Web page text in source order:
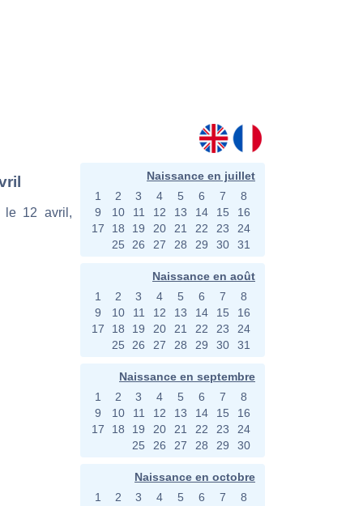
le 12 avril,
Naissance en juillet
1
2 3 4 5 6 7
8
9
10 11 12 13 14 15
16
17
18 19 20 21 22 23
24
25
26 27 28 29 30 31
Naissance en août
1
2 3 4 5 6 7
8
9
10 11 12 13 14 15
16
17
18 19 20 21 22 23
24
25
26 27 28 29 30 31
Naissance en septembre
1
2 3 4 5 6 7
8
9
10 11 12 13 14 15
16
17
18 19 20 21 22 23
24
25
26 27 28 29 30
Naissance en octobre
1
2 3 4 5 6 7
8